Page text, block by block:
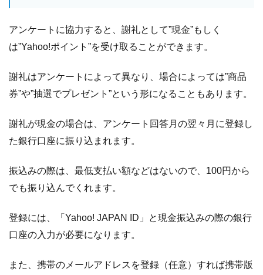
アンケートに協力すると、謝礼として”現金”もしく
は”Yahoo!ポイント”を受け取ることができます。
謝礼はアンケートによって異なり、場合によっては”商品
券”や”抽選でプレゼント”という形になることもあります。
謝礼が現金の場合は、アンケート回答月の翌々月に登録し
た銀行口座に振り込まれます。
振込みの際は、最低支払い額などはないので、100円から
でも振り込んでくれます。
登録には、「Yahoo! JAPAN ID」と現金振込みの際の銀行
口座の入力が必要になります。
また、携帯のメールアドレスを登録（任意）すれば携帯版